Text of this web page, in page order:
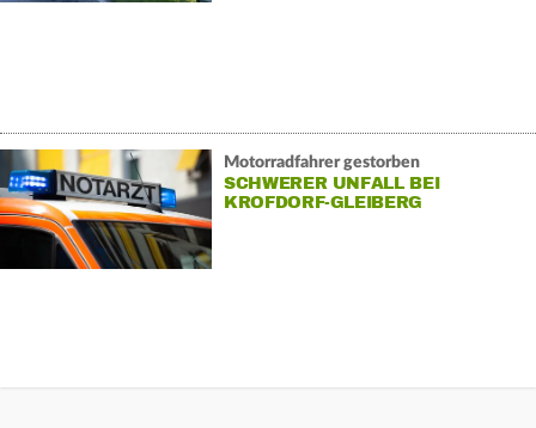
Motorradfahrer gestorben
SCHWERER UNFALL BEI
KROFDORF-GLEIBERG